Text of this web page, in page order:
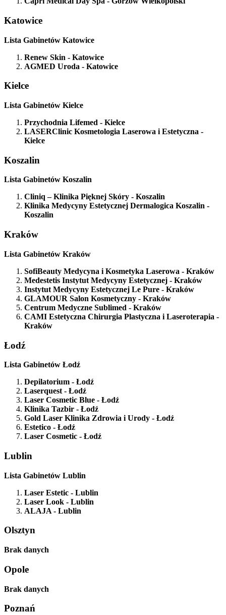
Katowice
Lista Gabinetów Katowice
Renew Skin - Katowice
AGMED Uroda - Katowice
Kielce
Lista Gabinetów Kielce
Przychodnia Lifemed - Kielce
LASERClinic Kosmetologia Laserowa i Estetyczna -
Kielce
Koszalin
Lista Gabinetów Koszalin
Cliniq – Klinika Pięknej Skóry - Koszalin
Klinika Medycyny Estetycznej Dermalogica Koszalin -
Koszalin
Kraków
Lista Gabinetów Kraków
SofiBeauty Medycyna i Kosmetyka Laserowa - Kraków
Medestetis Instytut Medycyny Estetycznej - Kraków
Instytut Medycyny Estetycznej Le Pure - Kraków
GLAMOUR Salon Kosmetyczny - Kraków
Centrum Medyczne Sublimed - Kraków
CAMI Estetyczna Chirurgia Plastyczna i Laseroterapia -
Kraków
Łodź
Lista Gabinetów Łodź
Depilatorium - Łodź
Laserquest - Łodź
Laser Cosmetic Blue - Łodź
Klinika Tazbir - Łodź
Gold Laser Klinika Zdrowia i Urody - Łodź
Estetico - Łodź
Laser Cosmetic - Łodź
Lublin
Lista Gabinetów Lublin
Laser Estetic - Lublin
Laser Look - Lublin
ALAJA - Lublin
Olsztyn
Brak danych
Opole
Brak danych
Poznań